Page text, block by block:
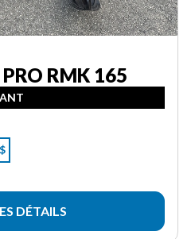
RMK 165
DÉTAILS